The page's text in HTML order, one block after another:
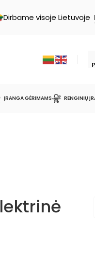
Dirbame visoje Lietuvoje
ĮRANGA GĖRIMAMS RENGINIŲ